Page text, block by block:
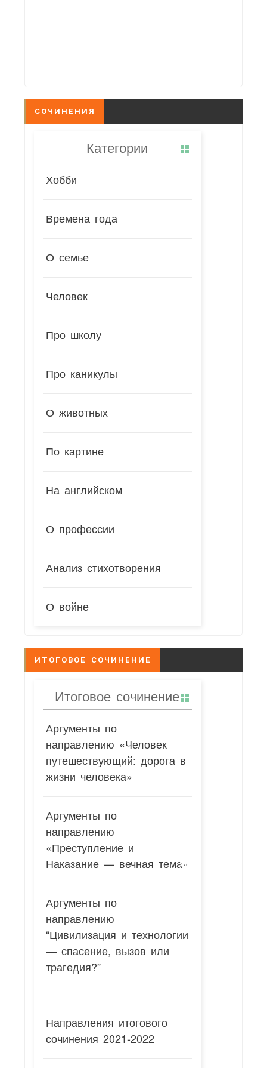
СОЧИНЕНИЯ
Категории
Хобби
Времена года
О семье
Человек
Про школу
Про каникулы
О животных
По картине
На английском
О профессии
Анализ стихотворения
О войне
ИТОГОВОЕ СОЧИНЕНИЕ
Итоговое сочинение
Аргументы по
направлению «Человек
путешествующий: дорога в
жизни человека»
Аргументы по
направлению
«Преступление и
Наказание — вечная тема»
Аргументы по
направлению
“Цивилизация и технологии
— спасение, вызов или
трагедия?”
Направления итогового
сочинения 2021-2022